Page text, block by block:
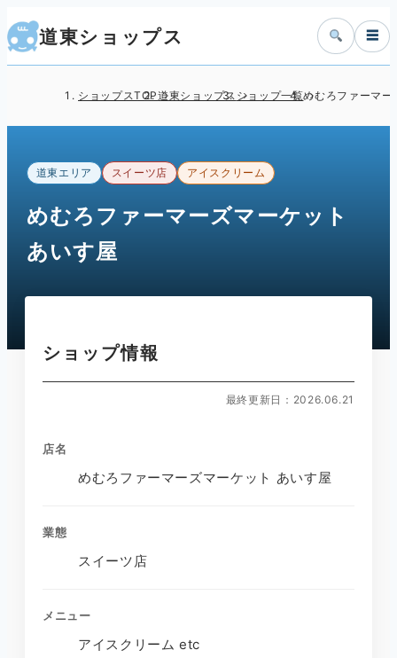
道東ショップス ☰
ショップスTOP道東ショップス ショップ一覧めむろファーマ
道東エリア スイーツ店 アイスクリーム
めむろファーマーズマーケット
あいす屋
ショップ情報
最終更新日：2026.06.21
店名
めむろファーマーズマーケット あいす屋
業態
スイーツ店
メニュー
アイスクリーム etc